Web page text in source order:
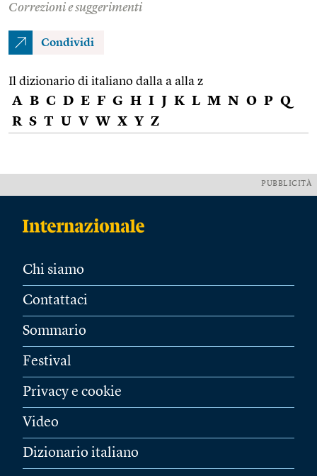
Correzioni e suggerimenti
Condividi
Il dizionario di italiano dalla a alla z
A B C D E F G H I J K L M N O P Q
R S T U V W X Y Z
PUBBLICITÀ
Chi siamo
Contattaci
Sommario
Festival
Privacy e cookie
Video
Dizionario italiano